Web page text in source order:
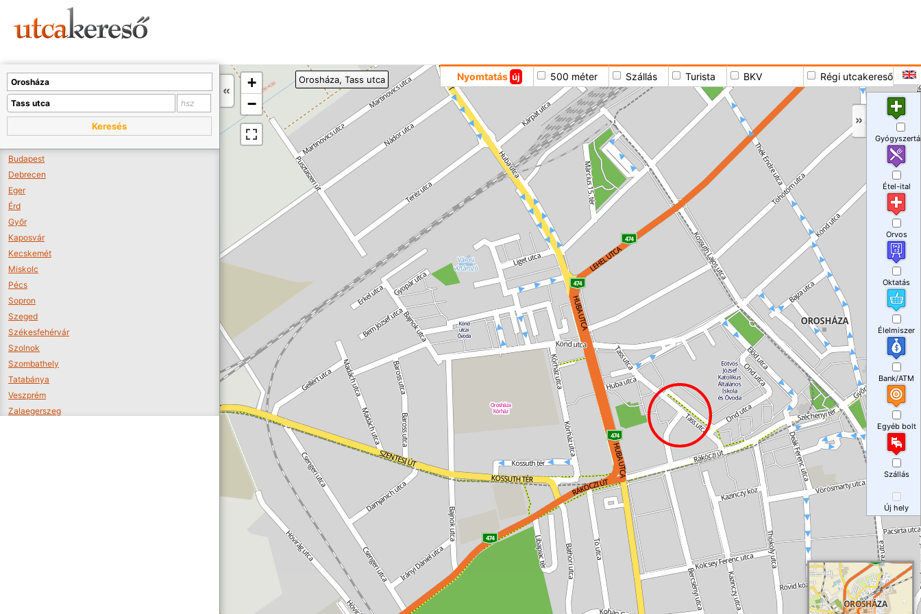
+
−
Nyomtatás új 500 méter Szállás Turista BKV Régi utcakereső
Orosháza, Tass utca
Keresés
Budapest
Debrecen
Eger
Érd
Győr
Kaposvár
Kecskemét
Miskolc
Pécs
Sopron
Szeged
Székesfehérvár
Szolnok
Szombathely
Tatabánya
Veszprém
Zalaegerszeg
Étel-ital
Orvos
Oktatás
Élelmiszer
Bank/ATM
Egyéb bolt
Szállás
Új hely
A térképet kicsinyíteni kell, hogy látszódjanak a boltok.
Boltok látszódjanak >>